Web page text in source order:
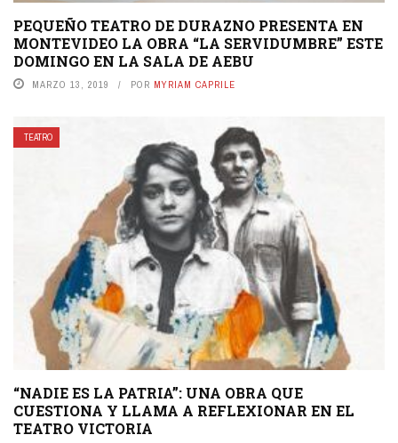
PEQUEÑO TEATRO DE DURAZNO PRESENTA EN
MONTEVIDEO LA OBRA “LA SERVIDUMBRE” ESTE
DOMINGO EN LA SALA DE AEBU
MARZO 13, 2019 POR MYRIAM CAPRILE
TEATRO
“NADIE ES LA PATRIA”: UNA OBRA QUE
CUESTIONA Y LLAMA A REFLEXIONAR EN EL
TEATRO VICTORIA